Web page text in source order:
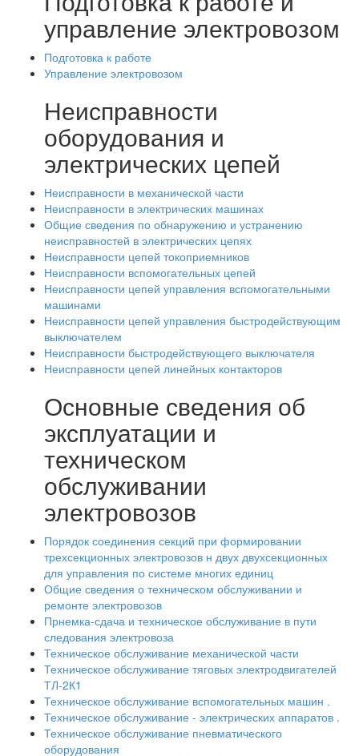
управление электровозом
Подготовка к работе
Управление электровозом
Неисправности
оборудования и
электрических цепей
Неисправности в механической части
Неисправности в электрических машинах
Общие сведения по обнаружению и устранению
неисправностей в электрических цепях
Неисправности цепей токоприемников
Неисправности вспомогательных цепей
Неисправности цепей управления вспомогательными
машинами
Неисправности цепей управления быстродействующим
выключателем
Неисправности быстродействующего выключателя
Неисправности цепей линейных контакторов
Основные сведения об
эксплуатации и
техническом
обслуживании
электровозов
Порядок соединения секций при формировании
трехсекционных электровозов н двух двухсекционных
для управления по системе многих единиц
Общие сведения о техническом обслуживании и
ремонте электровозов
Прнемка-сдача и техническое обслуживание в пути
следования электровоза
Техническое обслуживание механической части
Техническое обслуживание тяговых электродвигателей
ТЛ-2К1
Техническое обслуживание вспомогательных машин .
Техническое обслуживание - электрических аппаратов .
Техническое обслуживание пневматического
оборудования